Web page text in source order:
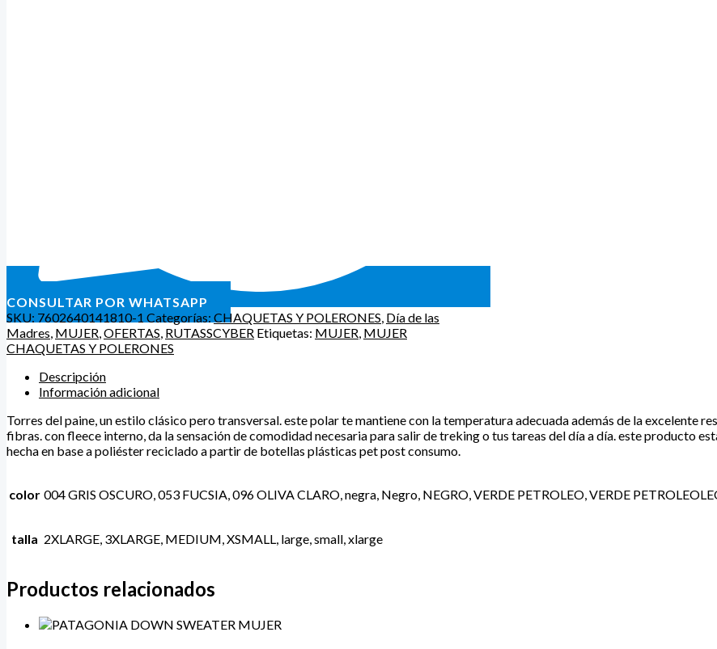
CONSULTAR POR WHATSAPP
SKU: 7602640141810-1 Categorías: CHAQUETAS Y POLERONES Día de las
Madres MUJER OFERTAS RUTASSCYBER Etiquetas: MUJER MUJER
CHAQUETAS Y POLERONES
Descripción
Información adicional
Torres del paine, un estilo clásico pero transversal. este polar te mantiene con la temperatura adecuada además de la excelente
fibras. con fleece interno, da la sensación de comodidad necesaria para salir de treking o tus tareas del día a día. este producto
hecha en base a poliéster reciclado a partir de botellas plásticas pet post consumo.
color 004 GRIS OSCURO, 053 FUCSIA, 096 OLIVA CLARO, negra, Negro, NEGRO, VERDE PETROLEO, VERDE
talla 2XLARGE, 3XLARGE, MEDIUM, XSMALL, large, small, xlarge
Productos relacionados